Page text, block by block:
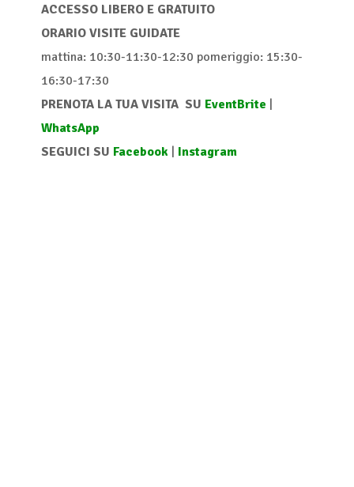
ACCESSO LIBERO E GRATUITO
ORARIO VISITE GUIDATE
mattina: 10:30-11:30-12:30 pomeriggio: 15:30-
16:30-17:30
PRENOTA LA TUA VISITA SU EventBrite |
WhatsApp
SEGUICI SU Facebook | Instagram